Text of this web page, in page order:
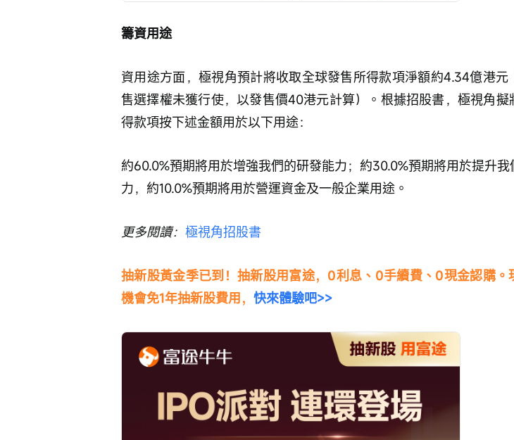
籌資用途
資用途方面，極視角預計將收取全球發售所得款項淨額約4.34億港元
售選擇權未獲行使，以發售價40港元計算）。根據招股書，極視角擬
得款項按下述金額用於以下用途：
約60.0%預期將用於增強我們的研發能力；約30.0%預期將用於提升
力，約10.0%預期將用於營運資金及一般企業用途。
更多閱讀： 極視角招股書
抽新股黃金季已到！抽新股用富途，0利息、0手續費、0現金認購。
機會免1年抽新股費用， 快來體驗吧>>